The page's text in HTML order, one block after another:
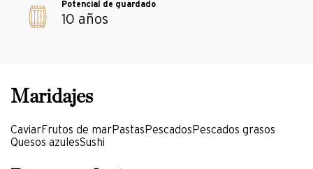
10 años
Caviar Frutos de mar Pastas Pescados Pescados grasos
Quesos azulesSushi